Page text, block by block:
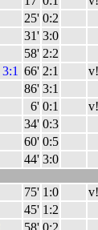
25' 0:2
31' 3:0
58' 2:2
66' 2:1 v!
86' 3:1
6' 0:1 v!
34' 0:3
60' 0:5
44' 3:0
75' 1:0 v!
45' 1:2